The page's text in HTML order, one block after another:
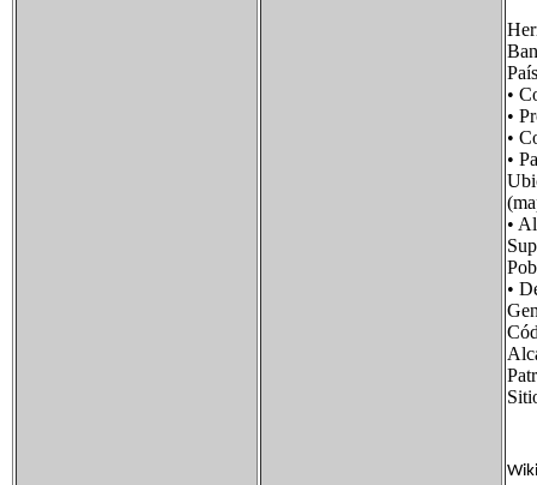
•
•
•
•
•
•